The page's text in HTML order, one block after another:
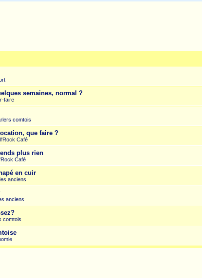
semaines, normal ?
faire
comtois
que faire ?
Café
plus rien
Café
en cuir
anciens
anciens
comtois